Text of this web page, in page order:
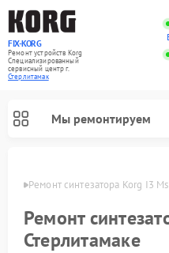
FIX-KORG
Ремонт устройств Korg
Специализированный
cервисный центр г.
Стерлитамак
Мы ремонтируем
Ремонт синтезатора Korg I3
Ремонт
Стерлитамаке